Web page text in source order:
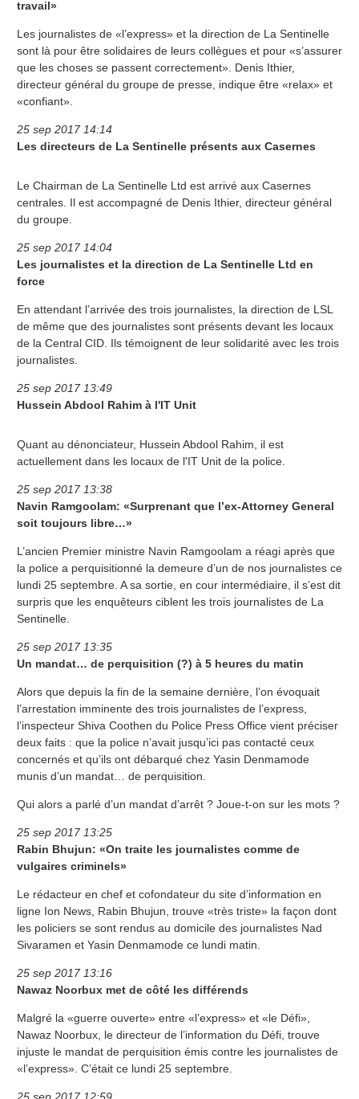
travail»
Les journalistes de «l’express» et la direction de La Sentinelle
sont là pour être solidaires de leurs collègues et pour «s’assurer
que les choses se passent correctement». Denis Ithier,
directeur général du groupe de presse, indique être «relax» et
«confiant».
25 sep 2017 14:14
Les directeurs de La Sentinelle présents aux Casernes
Le Chairman de La Sentinelle Ltd est arrivé aux Casernes
centrales. Il est accompagné de Denis Ithier, directeur général
du groupe.
25 sep 2017 14:04
Les journalistes et la direction de La Sentinelle Ltd en
force
En attendant l’arrivée des trois journalistes, la direction de LSL
de même que des journalistes sont présents devant les locaux
de la Central CID. Ils témoignent de leur solidarité avec les trois
journalistes.
25 sep 2017 13:49
Hussein Abdool Rahim à l'IT Unit
Quant au dénonciateur, Hussein Abdool Rahim, il est
actuellement dans les locaux de l'IT Unit de la police.
25 sep 2017 13:38
Navin Ramgoolam: «Surprenant que l’ex-Attorney General
soit toujours libre…»
L’ancien Premier ministre Navin Ramgoolam a réagi après que
la police a perquisitionné la demeure d’un de nos journalistes ce
lundi 25 septembre. A sa sortie, en cour intermédiaire, il s’est dit
surpris que les enquêteurs ciblent les trois journalistes de La
Sentinelle.
25 sep 2017 13:35
Un mandat… de perquisition (?) à 5 heures du matin
Alors que depuis la fin de la semaine dernière, l’on évoquait
l’arrestation imminente des trois journalistes de l’express,
l’inspecteur Shiva Coothen du Police Press Office vient préciser
deux faits : que la police n’avait jusqu’ici pas contacté ceux
concernés et qu’ils ont débarqué chez Yasin Denmamode
munis d’un mandat… de perquisition.
Qui alors a parlé d’un mandat d’arrêt ? Joue-t-on sur les mots ?
25 sep 2017 13:25
Rabin Bhujun: «On traite les journalistes comme de
vulgaires criminels»
Le rédacteur en chef et cofondateur du site d’information en
ligne Ion News, Rabin Bhujun, trouve «très triste» la façon dont
les policiers se sont rendus au domicile des journalistes Nad
Sivaramen et Yasin Denmamode ce lundi matin.
25 sep 2017 13:16
Nawaz Noorbux met de côté les différends
Malgré la «guerre ouverte» entre «l’express» et «le Défi»,
Nawaz Noorbux, le directeur de l’information du Défi, trouve
injuste le mandat de perquisition émis contre les journalistes de
«l’express». C’était ce lundi 25 septembre.